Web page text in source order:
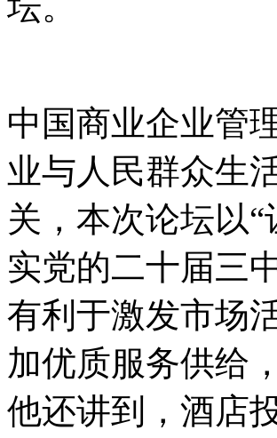
中国商业企业管
业与人民群众生
关，本次论坛以
实党的二十届三
有利于激发市场
加优质服务供给
他还讲到，酒店